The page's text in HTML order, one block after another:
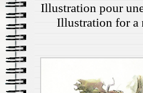
Illustration pour
Illustration for a